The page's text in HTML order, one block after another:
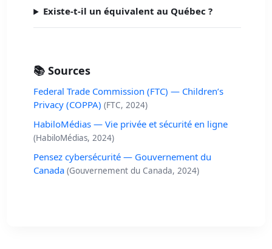
Existe-t-il un équivalent au Québec ?
📚 Sources
Federal Trade Commission (FTC) — Children’s
Privacy (COPPA) (FTC, 2024)
HabiloMédias — Vie privée et sécurité en ligne
(HabiloMédias, 2024)
Pensez cybersécurité — Gouvernement du
Canada (Gouvernement du Canada, 2024)